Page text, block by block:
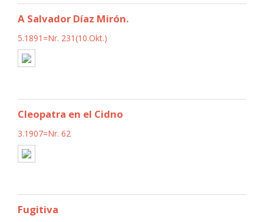
A Salvador Díaz Mirón.
5.1891=Nr. 231(10.Okt.)
Cleopatra en el Cidno
3.1907=Nr. 62
Fugitiva